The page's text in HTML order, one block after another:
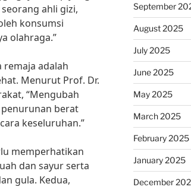
ahli gizi,
konsumsi
olahraga.”
remaja adalah
Menurut Prof. Dr.
“Mengubah
berat
keseluruhan.”
memperhatikan
dan sayur serta
gula. Kedua,
September
August 2025
July 2025
June 2025
May 2025
March 2025
February 2025
January 2025
December